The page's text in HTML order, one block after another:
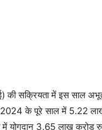
की सक्रियता में इस साल
2024 के पूरे साल में 5.22
योगदान 3.65 लाख करोड़